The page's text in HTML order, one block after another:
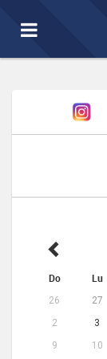
Toggle
Do Lu
26 27
2
3
9
10